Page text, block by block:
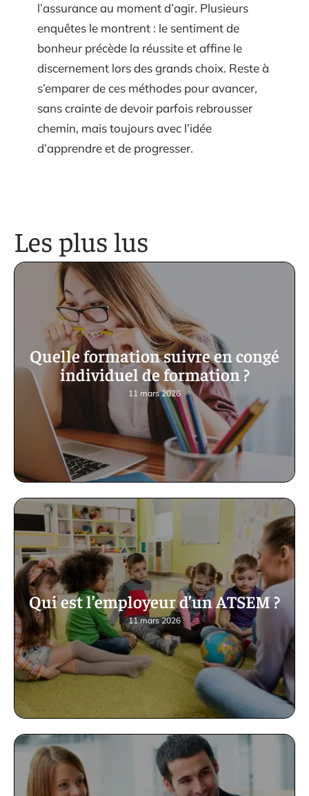
l’assurance au moment d’agir. Plusieurs
enquêtes le montrent : le sentiment de
bonheur précède la réussite et affine le
discernement lors des grands choix. Reste à
s’emparer de ces méthodes pour avancer,
sans crainte de devoir parfois rebrousser
chemin, mais toujours avec l’idée
d’apprendre et de progresser.
Les plus lus
Quelle formation suivre en congé
individuel de formation ?
11 mars 2026
Qui est l’employeur d’un ATSEM ?
11 mars 2026